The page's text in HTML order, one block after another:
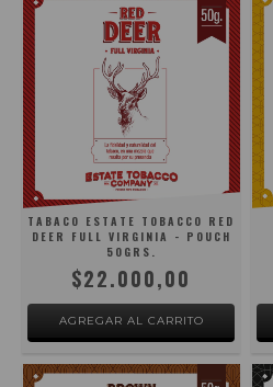
TABACO ESTATE TOBACCO RED
DEER FULL VIRGINIA - POUCH
50GRS.
$22.000,00